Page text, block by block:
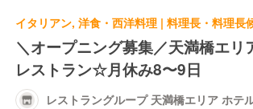
＼オープニング募集／天満橋エリ
レストラン☆月休み8〜9日
レストラングループ 天満橋エリア ホテ